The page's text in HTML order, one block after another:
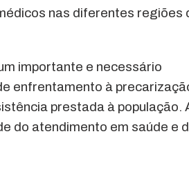
nas diferentes regiões
importante e necessário
enfrentamento à
prestada à população.
do atendimento em saúde e